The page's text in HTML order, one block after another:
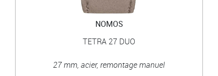
NOMOS
TETRA 27 DUO
27 mm, acier, remontage manuel